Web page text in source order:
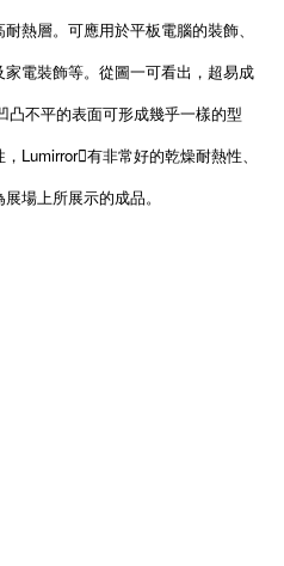
熱層。可應用於平板電腦的裝飾、
電裝飾等。從圖一可看出，超易成
凸不平的表面可形成幾乎一樣的型
Lumirror有非常好的乾燥耐熱性、
場上所展示的成品。